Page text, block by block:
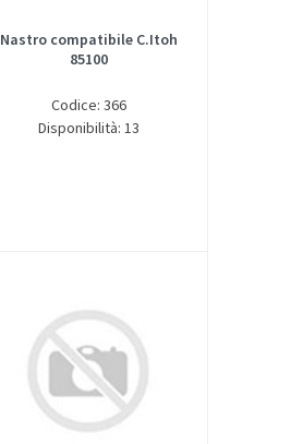
Nastro compatibile C.Itoh
85100
Codice: 366
Disponibilità: 13